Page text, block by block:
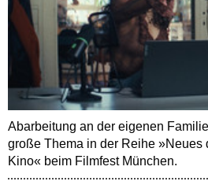
Abarbeitung an der eigenen
große Thema in der Reihe »Neues
Kino« beim Filmfest München.